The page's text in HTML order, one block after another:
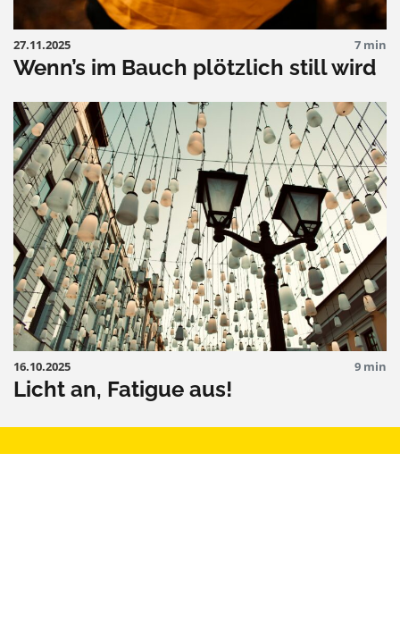
27.11.2025 7 min
Wenn’s im Bauch plötzlich still wird
16.10.2025 9 min
Licht an, Fatigue aus!